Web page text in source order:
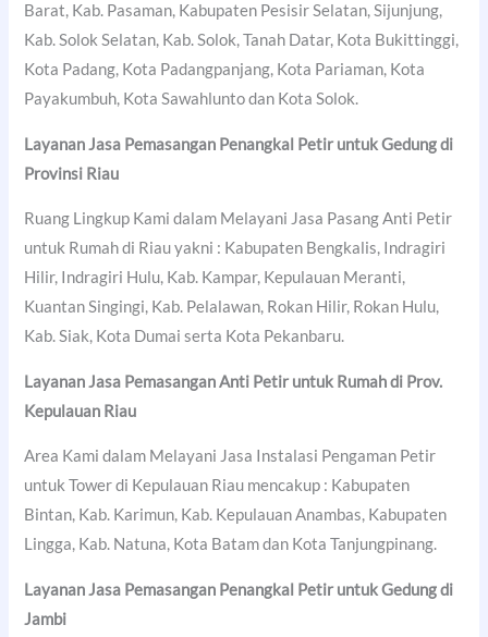
Barat, Kab. Pasaman, Kabupaten Pesisir Selatan, Sijunjung,
Kab. Solok Selatan, Kab. Solok, Tanah Datar, Kota Bukittinggi,
Kota Padang, Kota Padangpanjang, Kota Pariaman, Kota
Payakumbuh, Kota Sawahlunto dan Kota Solok.
Layanan Jasa Pemasangan Penangkal Petir untuk Gedung di
Provinsi Riau
Ruang Lingkup Kami dalam Melayani Jasa Pasang Anti Petir
untuk Rumah di Riau yakni : Kabupaten Bengkalis, Indragiri
Hilir, Indragiri Hulu, Kab. Kampar, Kepulauan Meranti,
Kuantan Singingi, Kab. Pelalawan, Rokan Hilir, Rokan Hulu,
Kab. Siak, Kota Dumai serta Kota Pekanbaru.
Layanan Jasa Pemasangan Anti Petir untuk Rumah di Prov.
Kepulauan Riau
Area Kami dalam Melayani Jasa Instalasi Pengaman Petir
untuk Tower di Kepulauan Riau mencakup : Kabupaten
Bintan, Kab. Karimun, Kab. Kepulauan Anambas, Kabupaten
Lingga, Kab. Natuna, Kota Batam dan Kota Tanjungpinang.
Layanan Jasa Pemasangan Penangkal Petir untuk Gedung di
Jambi